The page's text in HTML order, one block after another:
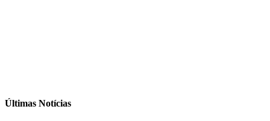
Últimas Notícias